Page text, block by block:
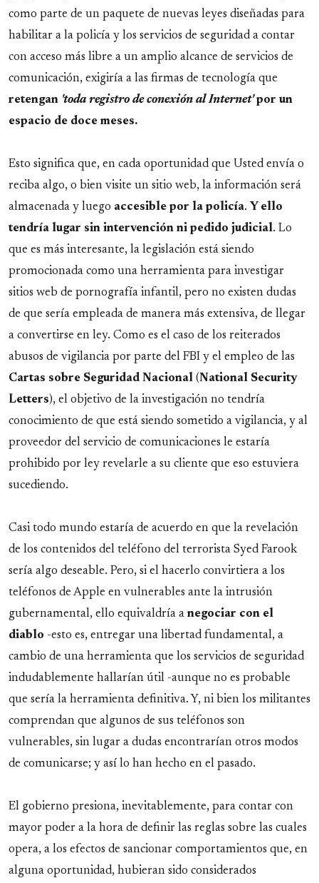
como parte de un paquete de nuevas leyes diseñadas para
habilitar a la policía y los servicios de seguridad a contar
con acceso más libre a un amplio alcance de servicios de
comunicación, exigiría a las firmas de tecnología que
retengan 'toda registro de conexión al Internet'por un
espacio de doce meses.
Esto significa que, en cada oportunidad que Usted envía o
reciba algo, o bien visite un sitio web, la información será
almacenada y luego accesible por la policía. Y ello
tendría lugar sin intervención ni pedido judicial. Lo
que es más interesante, la legislación está siendo
promocionada como una herramienta para investigar
sitios web de pornografía infantil, pero no existen dudas
de que sería empleada de manera más extensiva, de llegar
a convertirse en ley. Como es el caso de los reiterados
abusos de vigilancia por parte del FBI y el empleo de las
Cartas sobre Seguridad Nacional (National Security
Letters), el objetivo de la investigación no tendría
conocimiento de que está siendo sometido a vigilancia, y al
proveedor del servicio de comunicaciones le estaría
prohibido por ley revelarle a su cliente que eso estuviera
sucediendo.
Casi todo mundo estaría de acuerdo en que la revelación
de los contenidos del teléfono del terrorista Syed Farook
sería algo deseable. Pero, si el hacerlo convirtiera a los
teléfonos de Apple en vulnerables ante la intrusión
gubernamental, ello equivaldría a negociar con el
diablo -esto es, entregar una libertad fundamental, a
cambio de una herramienta que los servicios de seguridad
indudablemente hallarían útil -aunque no es probable
que sería la herramienta definitiva. Y, ni bien los militantes
comprendan que algunos de sus teléfonos son
vulnerables, sin lugar a dudas encontrarían otros modos
de comunicarse; y así lo han hecho en el pasado.
El gobierno presiona, inevitablemente, para contar con
mayor poder a la hora de definir las reglas sobre las cuales
opera, a los efectos de sancionar comportamientos que, en
alguna oportunidad, hubieran sido considerados